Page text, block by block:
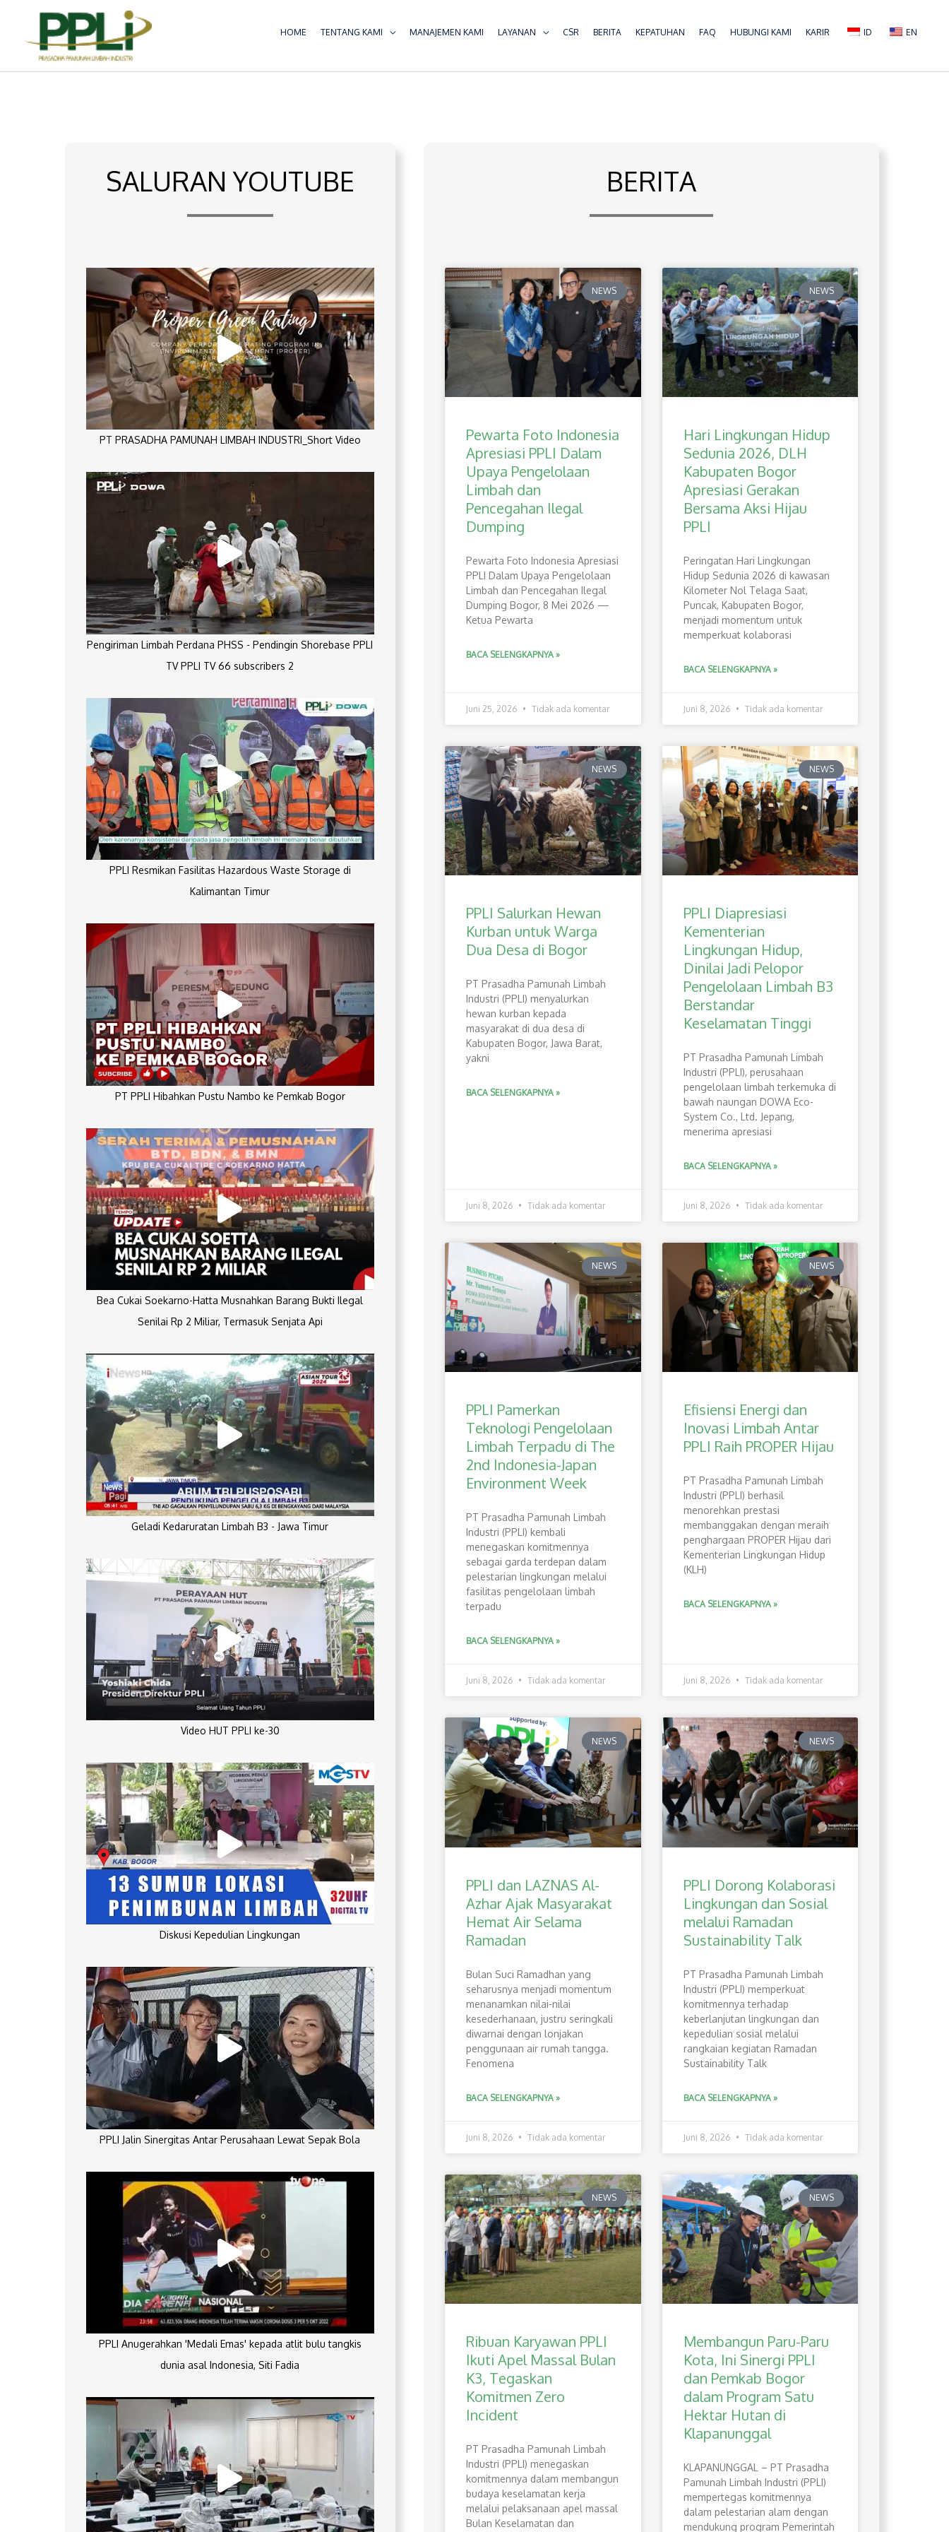
konten
HOME TENTANG KAMI MANAJEMEN KAMI LAYANAN CSR BERITA KEPATUHAN FAQ HUBUNGI KAMI KARIR ID EN
SALURAN YOUTUBE
PT PRASADHA PAMUNAH LIMBAH INDUSTRI_Short Video
Pengiriman Limbah Perdana PHSS - Pendingin Shorebase PPLI
TV PPLI TV 66 subscribers 2
PPLI Resmikan Fasilitas Hazardous Waste Storage di
Kalimantan Timur
PT PPLI Hibahkan Pustu Nambo ke Pemkab Bogor
Bea Cukai Soekarno-Hatta Musnahkan Barang Bukti Ilegal
Senilai Rp 2 Miliar, Termasuk Senjata Api
Geladi Kedaruratan Limbah B3 - Jawa Timur
Video HUT PPLI ke-30
Diskusi Kepedulian Lingkungan
PPLI Jalin Sinergitas Antar Perusahaan Lewat Sepak Bola
PPLI Anugerahkan 'Medali Emas' kepada atlit bulu tangkis
dunia asal Indonesia, Siti Fadia
BERITA
NEWS
Pewarta Foto Indonesia
Apresiasi PPLI Dalam
Upaya Pengelolaan
Limbah dan
Pencegahan Ilegal
Dumping
Pewarta Foto Indonesia Apresiasi
PPLI Dalam Upaya Pengelolaan
Limbah dan Pencegahan Ilegal
Dumping Bogor, 8 Mei 2026 —
Ketua Pewarta
BACA SELENGKAPNYA »
Juni 25, 2026 Tidak ada komentar
NEWS
Hari Lingkungan Hidup
Sedunia 2026, DLH
Kabupaten Bogor
Apresiasi Gerakan
Bersama Aksi Hijau
PPLI
Peringatan Hari Lingkungan
Hidup Sedunia 2026 di kawasan
Kilometer Nol Telaga Saat,
Puncak, Kabupaten Bogor,
menjadi momentum untuk
memperkuat kolaborasi
BACA SELENGKAPNYA »
Juni 8, 2026 Tidak ada komentar
NEWS
PPLI Salurkan Hewan
Kurban untuk Warga
Dua Desa di Bogor
PT Prasadha Pamunah Limbah
Industri (PPLI) menyalurkan
hewan kurban kepada
masyarakat di dua desa di
Kabupaten Bogor, Jawa Barat,
yakni
BACA SELENGKAPNYA »
Juni 8, 2026 Tidak ada komentar
NEWS
PPLI Diapresiasi
Kementerian
Lingkungan Hidup,
Dinilai Jadi Pelopor
Pengelolaan Limbah B3
Berstandar
Keselamatan Tinggi
PT Prasadha Pamunah Limbah
Industri (PPLI), perusahaan
pengelolaan limbah terkemuka di
bawah naungan DOWA Eco-
System Co., Ltd. Jepang,
menerima apresiasi
BACA SELENGKAPNYA »
Juni 8, 2026 Tidak ada komentar
NEWS
PPLI Pamerkan
Teknologi Pengelolaan
Limbah Terpadu di The
2nd Indonesia-Japan
Environment Week
PT Prasadha Pamunah Limbah
Industri (PPLI) kembali
menegaskan komitmennya
sebagai garda terdepan dalam
pelestarian lingkungan melalui
fasilitas pengelolaan limbah
terpadu
BACA SELENGKAPNYA »
Juni 8, 2026 Tidak ada komentar
NEWS
Efisiensi Energi dan
Inovasi Limbah Antar
PPLI Raih PROPER Hijau
PT Prasadha Pamunah Limbah
Industri (PPLI) berhasil
menorehkan prestasi
membanggakan dengan meraih
penghargaan PROPER Hijau dari
Kementerian Lingkungan Hidup
(KLH)
BACA SELENGKAPNYA »
Juni 8, 2026 Tidak ada komentar
NEWS
PPLI dan LAZNAS Al-
Azhar Ajak Masyarakat
Hemat Air Selama
Ramadan
Bulan Suci Ramadhan yang
seharusnya menjadi momentum
menanamkan nilai-nilai
kesederhanaan, justru seringkali
diwarnai dengan lonjakan
penggunaan air rumah tangga.
Fenomena
BACA SELENGKAPNYA »
Juni 8, 2026 Tidak ada komentar
NEWS
PPLI Dorong Kolaborasi
Lingkungan dan Sosial
melalui Ramadan
Sustainability Talk
PT Prasadha Pamunah Limbah
Industri (PPLI) memperkuat
komitmennya terhadap
keberlanjutan lingkungan dan
kepedulian sosial melalui
rangkaian kegiatan Ramadan
Sustainability Talk
BACA SELENGKAPNYA »
Juni 8, 2026 Tidak ada komentar
NEWS
Ribuan Karyawan PPLI
Ikuti Apel Massal Bulan
K3, Tegaskan
Komitmen Zero
Incident
PT Prasadha Pamunah Limbah
Industri (PPLI) menegaskan
komitmennya dalam membangun
budaya keselamatan kerja
melalui pelaksanaan apel massal
Bulan Keselamatan dan
NEWS
Membangun Paru-Paru
Kota, Ini Sinergi PPLI
dan Pemkab Bogor
dalam Program Satu
Hektar Hutan di
Klapanunggal
​KLAPANUNGGAL – PT Prasadha
Pamunah Limbah Industri (PPLI)
mempertegas komitmennya
dalam pelestarian alam dengan
mendukung program Pemerintah